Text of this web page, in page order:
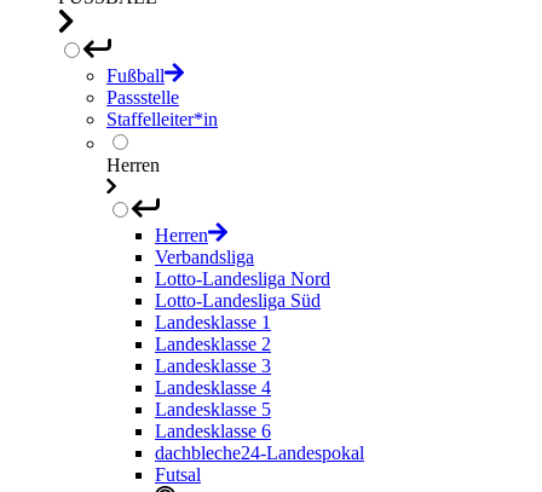
Fußball
Passstelle
Staffelleiter*in
Herren
Herren
Verbandsliga
Lotto-Landesliga Nord
Lotto-Landesliga Süd
Landesklasse 1
Landesklasse 2
Landesklasse 3
Landesklasse 4
Landesklasse 5
Landesklasse 6
dachbleche24-Landespokal
Futsal